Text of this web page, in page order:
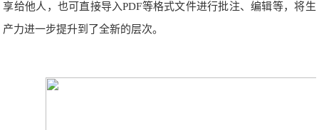
享给他人，也可直接导入PDF等格式文件进行批注、编辑等，将生
产力进一步提升到了全新的层次。